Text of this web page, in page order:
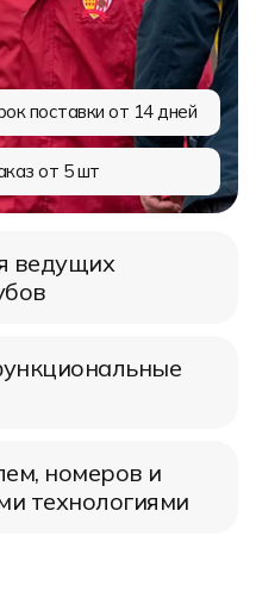
поставки от 14 дней
от 5 шт
ведущих
номеров и
технологиями